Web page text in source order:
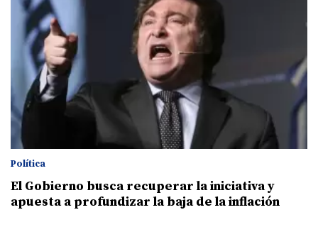
Política
El Gobierno busca recuperar la iniciativa y
apuesta a profundizar la baja de la inflación